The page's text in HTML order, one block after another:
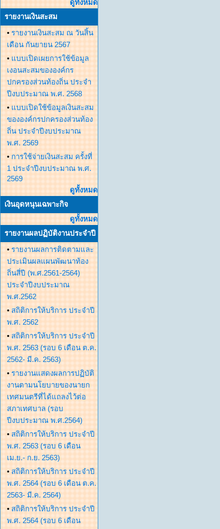
ดูทั้งหมด
รายงานเงินสะสม
• รายงานเงินสะสม ณ วันสิ้น
เดือน กันยายน 2567
• แบบเปิดเผยการใช้ข้อมูล
เงอนสะสมขององค์กร
ปกครองส่วนท้องถิ่น ประจำ
ปีงบประมาณ พ.ศ. 2568
• แบบเปิดใช้ข้อมูลเงินสะสม
ขององค์กรปกครองส่วนท้อง
ถิ่น ประจำปีงบประมาณ
พ.ศ. 2569
• การใช้จ่ายเงินสะสม ครั้งที่
1 ประจำปีงบประมาณ พ.ศ.
2569
ดูทั้งหมด
เงินอุดหนุนเฉพาะกิจ
ดูทั้งหมด
รายงานผลปฏิบัติงานประจำปี
• รายงานผลการติดตามและ
ประเมินผลแผนพัฒนาท้อง
ถิ่นสี่ปี (พ.ศ.2561-2564)
ประจำปีงบประมาณ
พ.ศ.2562
• สถิติการให้บริการ ประจำปี
พ.ศ. 2562
• สถิติการให้บริการ ประจำปี
พ.ศ. 2563 (รอบ 6 เดือน ต.ค.
2562- มี.ค. 2563)
• รายงานแสดงผลการปฏิบัติ
งานตามนโยบายของนายก
เทศมนตรีที่ได้แถลงไว้ต่อ
สภาเทศบาล (รอบ
ปีงบประมาณ พ.ศ.2564)
• สถิติการให้บริการ ประจำปี
พ.ศ. 2563 (รอบ 6 เดือน
เม.ย.- ก.ย. 2563)
• สถิติการให้บริการ ประจำปี
พ.ศ. 2564 (รอบ 6 เดือน ต.ค.
2563- มี.ค. 2564)
• สถิติการให้บริการ ประจำปี
พ.ศ. 2564 (รอบ 6 เดือน